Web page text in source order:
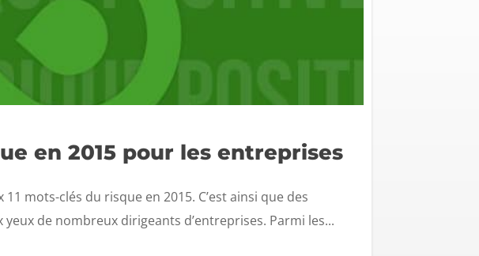
en 2015 pour les entreprises
mots-clés du risque en 2015. C’est ainsi que des
de nombreux dirigeants d’entreprises. Parmi les...